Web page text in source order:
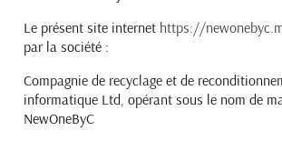
Le présent site internet https://
par la société :
Compagnie de recyclage et de
informatique Ltd , opérant sous le nom de
NewOneByC